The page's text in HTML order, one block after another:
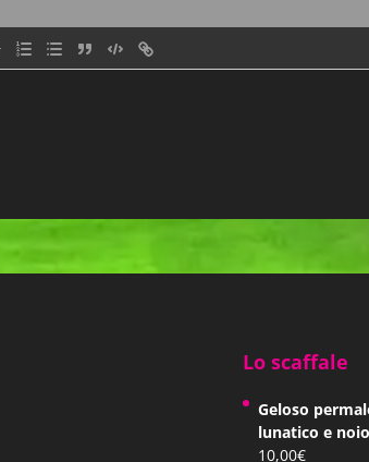
Lo scaffale
Geloso
lunatico e
10,00€